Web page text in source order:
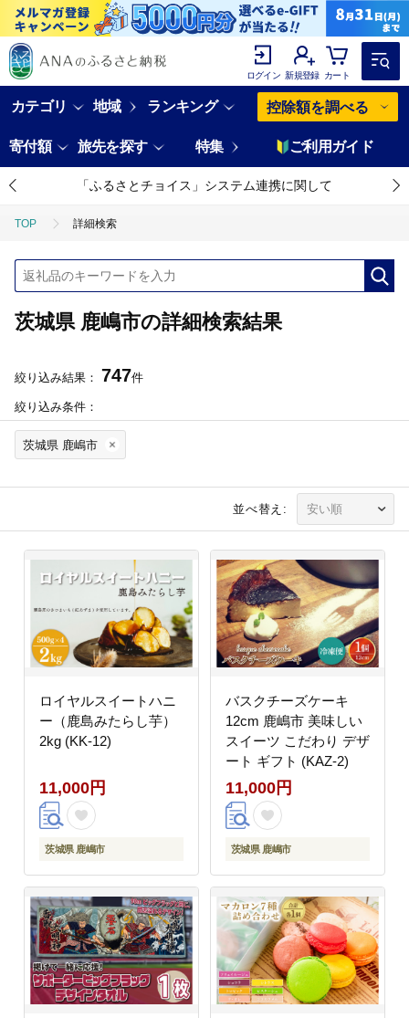
ログイン 新規登録 カート
カテゴリ 地域 ランキング 控除額を調べる
寄付額 旅先を探す 特集 ご利用ガイド
「ふるさとチョイス」システム連携に関して
TOP 詳細検索
茨城県 鹿嶋市の詳細検索結果
絞り込み結果： 747件
絞り込み条件：
茨城県 鹿嶋市
並べ替え:
ロイヤルスイートハニ
ー（鹿島みたらし芋）
2kg (KK-12)
11,000円
茨城県 鹿嶋市
バスクチーズケーキ
12cm 鹿嶋市 美味しい
スイーツ こだわり デザ
ート ギフト (KAZ-2)
11,000円
茨城県 鹿嶋市